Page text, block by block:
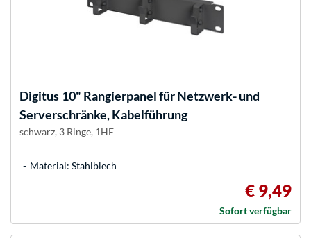
Digitus 10" Rangierpanel für Netzwerk- und
Serverschränke, Kabelführung
schwarz, 3 Ringe, 1HE
Material: Stahlblech
€ 9,49
Sofort verfügbar